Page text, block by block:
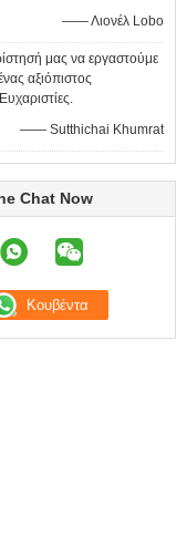
—— Λιονέλ Lobo
μας να εργαστούμε
αξιόπιστος
—— Sutthichai Khumrat
Chat Now